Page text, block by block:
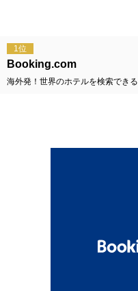
1位
Booking.com
海外発！世界のホテルを検索できる